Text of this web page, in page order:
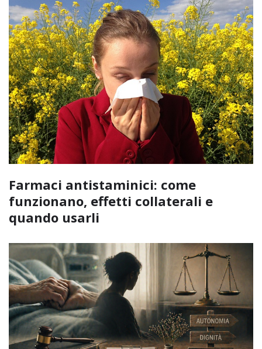
Farmaci antistaminici: come
funzionano, effetti collaterali e
quando usarli